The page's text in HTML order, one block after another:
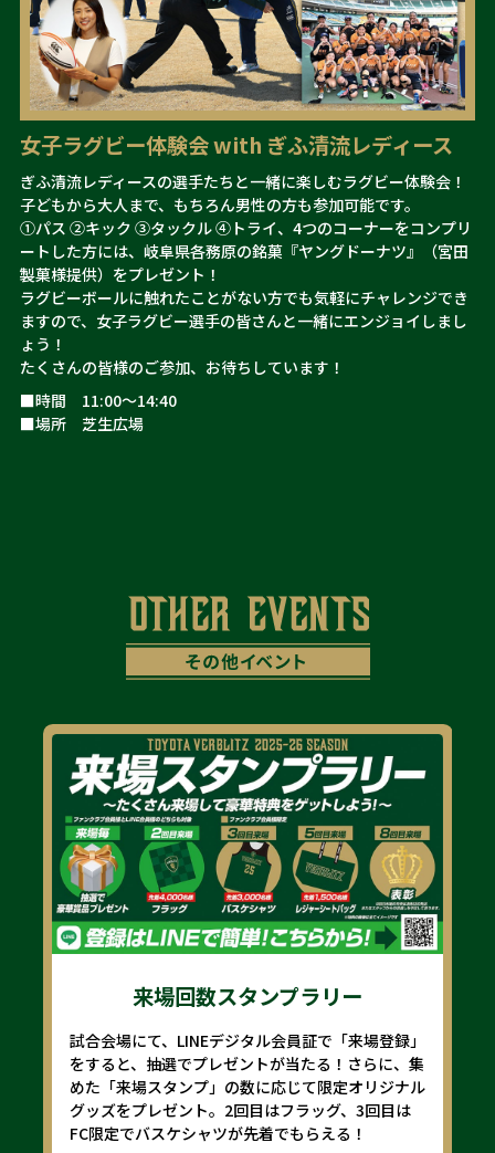
女子ラグビー体験会 with ぎふ清流レディース
ぎふ清流レディースの選手たちと一緒に楽しむラグビー体験会！
子どもから大人まで、もちろん男性の方も参加可能です。
①パス ②キック ③タックル ④トライ、4つのコーナーをコンプリ
ートした方には、 岐阜県各務原の銘菓『ヤングドーナツ』（宮田
製菓様提供）をプレゼント！
ラグビーボールに触れたことがない方でも気軽にチャレンジでき
ますので、女子ラグビー選手の皆さんと一緒にエンジョイしまし
ょう！
たくさんの皆様のご参加、お待ちしています！
■時間 11:00～14:40
■場所 芝生広場
来場回数スタンプラリー
試合会場にて、LINEデジタル会員証で「来場登録」
をすると、抽選でプレゼントが当たる！さらに、集
めた「来場スタンプ」の数に応じて限定オリジナル
グッズをプレゼント。2回目はフラッグ、3回目は
FC限定でバスケシャツが先着でもらえる！